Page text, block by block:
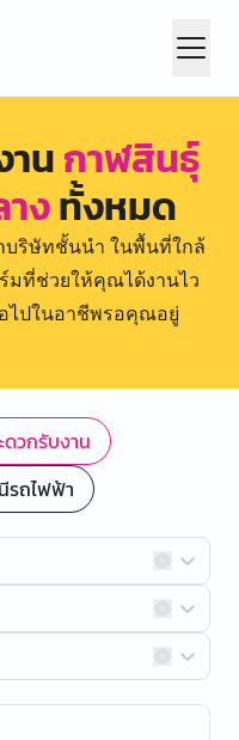
นกาฬสินธุ์
งทั้งหมด
ริษัทชั้นนำ ในพื้นที่ใกล้
มที่ช่วยให้คุณได้งานไว
อไปในอาชีพรอคุณอยู่
วกรับงาน
รถไฟฟ้า